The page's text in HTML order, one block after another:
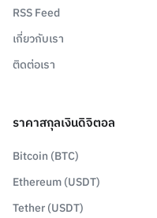
RSS Feed
เกี่ยวกับเรา
ติดต่อเรา
ราคาสกุลเงินดิจิตอล
Bitcoin (BTC)
Ethereum (USDT)
Tether (USDT)